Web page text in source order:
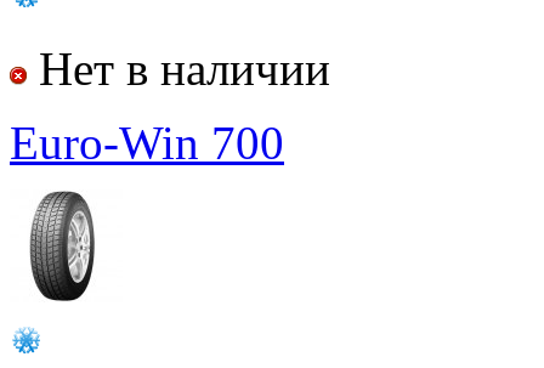
Нет в наличии
Euro-Win 700